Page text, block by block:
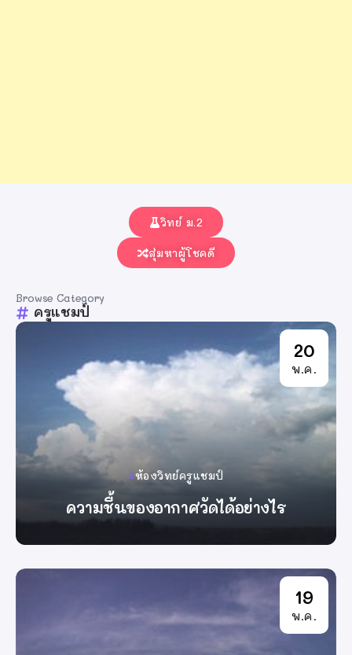
วิทย์ ม.2
สุ่มหาผู้โชคดี
ครูแชมป์
Browse Category
ห้องวิทย์ครูแชมป์
ความชื้นของอากาศวัดได้อย่างไร
By ครูแชมป์
20
พ.ค.
19
พ.ค.